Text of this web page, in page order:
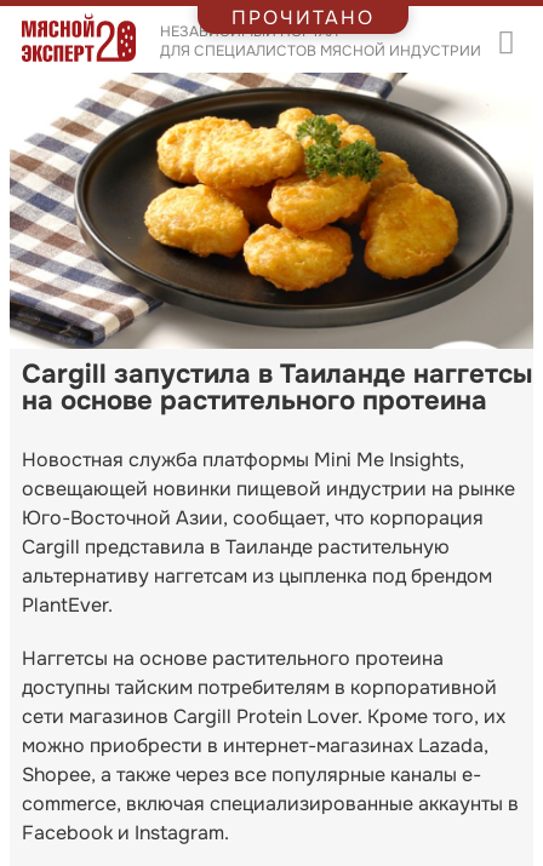
НЕЗАВИСИМЫЙ ПОРТАЛ
ДЛЯ СПЕЦИАЛИСТОВ МЯСНОЙ ИНДУСТРИИ
Cargill запустила в Таиланде наггетсы
на основе растительного протеина
Новостная служба платформы Mini Me Insights,
освещающей новинки пищевой индустрии на рынке
Юго-Восточной Азии, сообщает, что корпорация
Cargill представила в Таиланде растительную
альтернативу наггетсам из цыпленка под брендом
PlantEver.
Наггетсы на основе растительного протеина
доступны тайским потребителям в корпоративной
сети магазинов Cargill Protein Lover. Кроме того, их
можно приобрести в интернет-магазинах Lazada,
Shopee, а также через все популярные каналы e-
commerce, включая специализированные аккаунты в
Facebook и Instagram.
ПРОЧИТАНО